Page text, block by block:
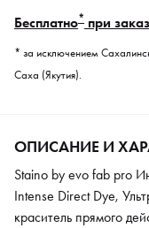
Бесплатно* при
* за исключением
Саха (Якутия).
ОПИСАНИЕ И
Staino by evo fab pro
Intense Direct Dye,
краситель прямого